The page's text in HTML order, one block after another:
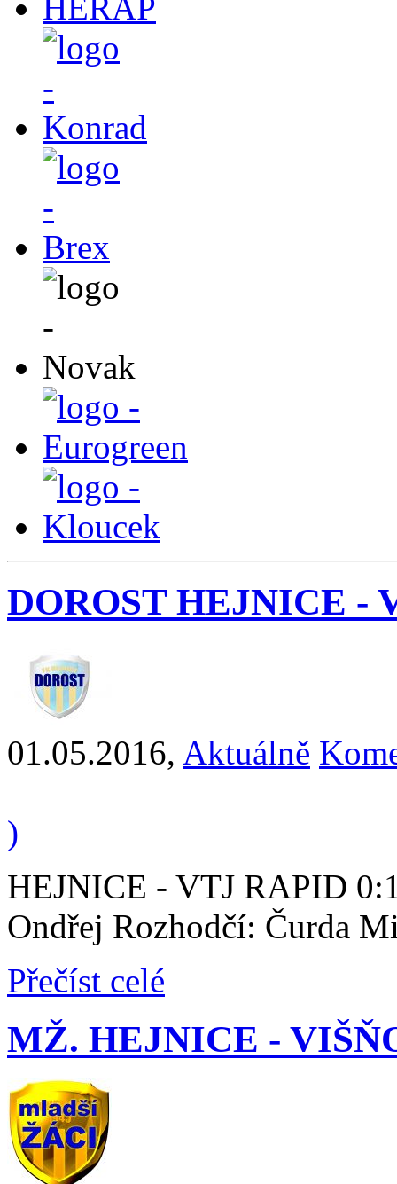
DOROST HEJNICE -
01.05.2016, Aktuálně
)
HEJNICE - VTJ RAPID
Ondřej Rozhodčí: Čurda
Přečíst celé
MŽ. HEJNICE -